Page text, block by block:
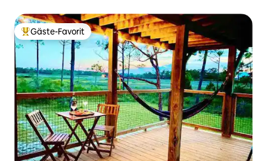
Beliebter Gäste-Favorit.
Gäste-Favorit